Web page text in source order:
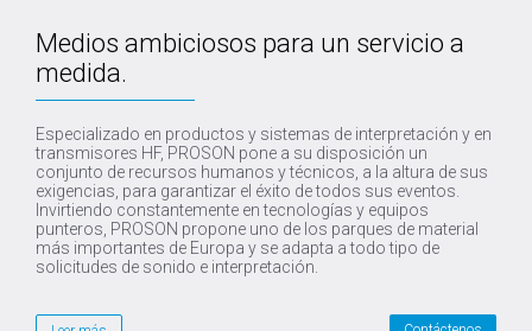
Medios ambiciosos para un servicio a
medida.
Especializado en productos y sistemas de interpretación y en
transmisores HF, PROSON pone a su disposición un
conjunto de recursos humanos y técnicos, a la altura de sus
exigencias, para garantizar el éxito de todos sus eventos.
Invirtiendo constantemente en tecnologías y equipos
punteros, PROSON propone uno de los parques de material
más importantes de Europa y se adapta a todo tipo de
solicitudes de sonido e interpretación.